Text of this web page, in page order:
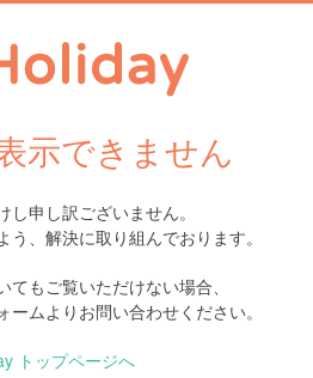
示できません
し申し訳ございません。
、解決に取り組んでおります。
てもご覧いただけない場合、
ームよりお問い合わせください。
トップページへ